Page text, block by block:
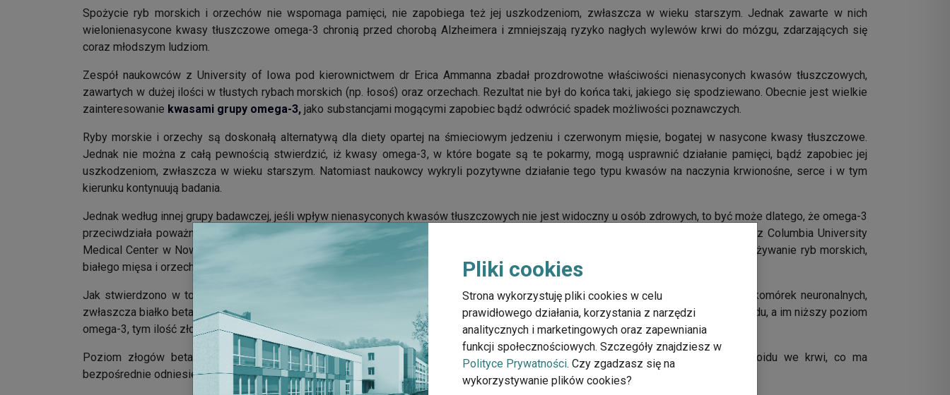
Spożycie ryb morskich i orzechów nie wspomaga pamięci, nie zapobiega też jej uszkodzeniom, zwłaszcza w wieku starszym. Jednak zawarte w nich
wielonienasycone kwasy tłuszczowe omega-3 chronią przed chorobą Alzheimera i zmniejszają ryzyko nagłych wylewów krwi do mózgu, zdarzających się
coraz młodszym ludziom.
Zespół naukowców z University of Iowa pod kierownictwem dr Erica Ammanna zbadał prozdrowotne właściwości nienasyconych kwasów tłuszczowych,
zawartych w dużej ilości w tłustych rybach morskich (np. łosoś) oraz orzechach. Rezultat nie był do końca taki, jakiego się spodziewano. Obecnie jest wielkie
zainteresowanie kwasami grupy omega-3, jako substancjami mogącymi zapobiec bądź odwrócić spadek możliwości poznawczych.
Ryby morskie i orzechy są doskonałą alternatywą dla diety opartej na śmieciowym jedzeniu i czerwonym mięsie, bogatej w nasycone kwasy tłuszczowe.
Jednak nie można z całą pewnością stwierdzić, iż kwasy omega-3, w które bogate są te pokarmy, mogą usprawnić działanie pamięci, bądź zapobiec jej
uszkodzeniom, zwłaszcza w wieku starszym. Natomiast naukowcy wykryli pozytywne działanie tego typu kwasów na naczynia krwionośne, serce i w tym
kierunku kontynuują badania.
Jednak według innej grupy badawczej, jeśli wpływ nienasyconych kwasów tłuszczowych nie jest widoczny u osób zdrowych, to być może dlatego, że omega-3
przeciwdziała poważniejszym uszkodzeniom na poziomie komórek mózgu – tę hipotezę postanowił sprawdzić zespół naukowców z Columbia University
Medical Center w Nowym Jorku pod kierownictwem dr Nikolaosa Scarmeasa. Jak się okazało, stwierdzenie to było prawdziwe – spożywanie ryb morskich,
białego mięsa i orzechów, ułatwia ochronę przez chorobami neurodegeneracyjnymi, jak choroba Alzheimera.
Jak stwierdzono w toku wcześniejszych badań, za powstawanie chorób neurodegeneracyjnych odpowiadają śmieci nie usuwane z komórek neuronalnych,
zwłaszcza białko beta-amyloid, tworzące złogi. Tymczasem wysoki poziom kwasów omega-3 koreluje z niskim poziomem beta-amyloidu, a im niższy poziom
omega-3, tym ilość złogów tego szkodliwego białka rośnie
Poziom złogów beta-amyloidu – najbardziej szkodliwej formy tego białka – ustalamy za pomocą pomiaru poziomu beta-amyloidu we krwi, co ma
bezpośrednie odniesienie do jego obecności w komórkach mózgu – zauważył dr Scarmeas
Pliki cookies
Strona wykorzystuję pliki cookies w celu
prawidłowego działania, korzystania z narzędzi
analitycznych i marketingowych oraz zapewniania
funkcji społecznościowych. Szczegóły znajdziesz w
Polityce Prywatności. Czy zgadzasz się na
wykorzystywanie plików cookies?